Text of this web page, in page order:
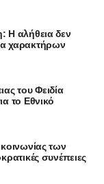
Η αλήθεια δεν
χαρακτήρων
του Φειδία
το Εθνικό
των
συνέπειες